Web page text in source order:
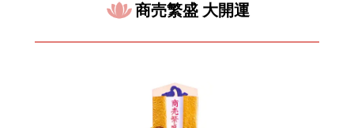
商売繁盛 大開運